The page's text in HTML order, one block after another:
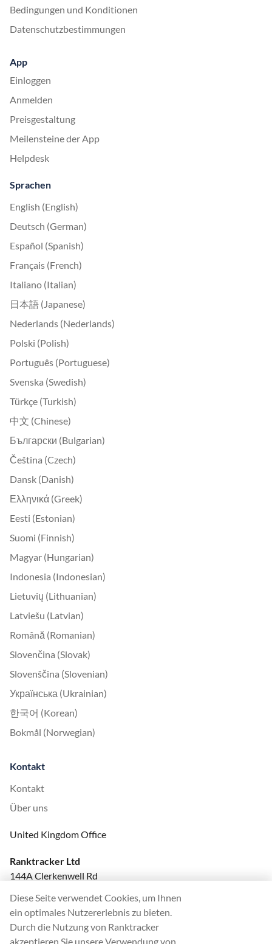
Bedingungen und Konditionen
Datenschutzbestimmungen
App
Einloggen
Anmelden
Preisgestaltung
Meilensteine der App
Helpdesk
Sprachen
English (English)
Deutsch (German)
Español (Spanish)
Français (French)
Italiano (Italian)
日本語 (Japanese)
Nederlands (Nederlands)
Polski (Polish)
Português (Portuguese)
Svenska (Swedish)
Türkçe (Turkish)
中文 (Chinese)
Български (Bulgarian)
Čeština (Czech)
Dansk (Danish)
Ελληνικά (Greek)
Eesti (Estonian)
Suomi (Finnish)
Magyar (Hungarian)
Indonesia (Indonesian)
Lietuvių (Lithuanian)
Latviešu (Latvian)
Română (Romanian)
Slovenčina (Slovak)
Slovenščina (Slovenian)
Українська (Ukrainian)
한국어 (Korean)
Bokmål (Norwegian)
Kontakt
Kontakt
Über uns
United Kingdom Office
Ranktracker Ltd
144A Clerkenwell Rd
Company No: 08820809
felix@ranktracker.com
Diese Seite verwendet Cookies, um Ihnen
ein optimales Nutzererlebnis zu bieten.
Durch die Nutzung von Ranktracker
akzeptieren Sie unsere Verwendung von